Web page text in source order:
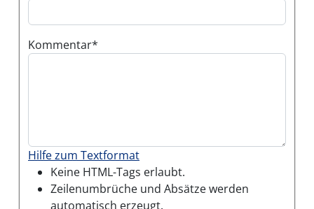
Kommentar
Hilfe zum Textformat
Keine HTML-Tags erlaubt.
Zeilenumbrüche und Absätze werden
automatisch erzeugt.